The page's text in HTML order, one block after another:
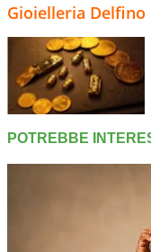
Gioielleria Delfino